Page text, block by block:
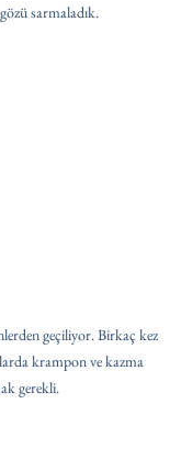
sarmaladık.
geçiliyor. Birkaç kez
krampon ve kazma
gerekli.